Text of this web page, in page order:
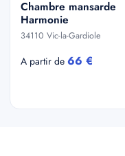
Chambre mansarde
Harmonie
34110 Vic-la-Gardiole
A partir de 66 €